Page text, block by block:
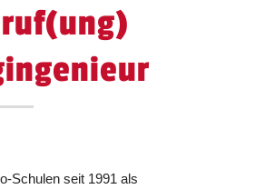
Schulen seit 1991 als